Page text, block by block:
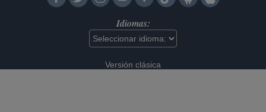
Idiomas:
Versión clásica